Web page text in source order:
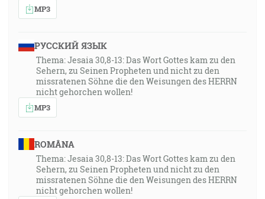
MP3
РУССКИЙ ЯЗЫК
Thema: Jesaia 30,8-13: Das Wort Gottes kam zu den
Sehern, zu Seinen Propheten und nicht zu den
missratenen Söhne die den Weisungen des HERRN
nicht gehorchen wollen!
MP3
ROMÂNA
Thema: Jesaia 30,8-13: Das Wort Gottes kam zu den
Sehern, zu Seinen Propheten und nicht zu den
missratenen Söhne die den Weisungen des HERRN
nicht gehorchen wollen!